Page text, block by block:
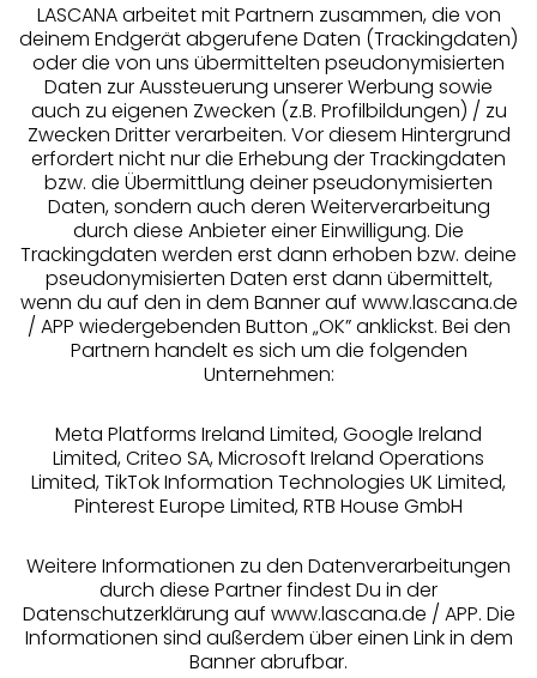
Services
Beratung
Über uns
Rechtliches
Alle Preise inkl. MwSt., zzgl.
Versandkosten
LASCANA arbeitet mit Partnern zusammen, die von
deinem Endgerät abgerufene Daten (Trackingdaten)
oder die von uns übermittelten pseudonymisierten
Daten zur Aussteuerung unserer Werbung sowie
auch zu eigenen Zwecken (z.B. Profilbildungen) / zu
Zwecken Dritter verarbeiten. Vor diesem Hintergrund
erfordert nicht nur die Erhebung der Trackingdaten
bzw. die Übermittlung deiner pseudonymisierten
Daten, sondern auch deren Weiterverarbeitung
durch diese Anbieter einer Einwilligung. Die
Trackingdaten werden erst dann erhoben bzw. deine
pseudonymisierten Daten erst dann übermittelt,
wenn du auf den in dem Banner auf www.lascana.de
/ APP wiedergebenden Button „OK” anklickst. Bei den
Partnern handelt es sich um die folgenden
Unternehmen:
Meta Platforms Ireland Limited, Google Ireland
Limited, Criteo SA, Microsoft Ireland Operations
Limited, TikTok Information Technologies UK Limited,
Pinterest Europe Limited, RTB House GmbH
Weitere Informationen zu den Datenverarbeitungen
durch diese Partner findest Du in der
Datenschutzerklärung auf www.lascana.de / APP. Die
Informationen sind außerdem über einen Link in dem
Banner abrufbar.